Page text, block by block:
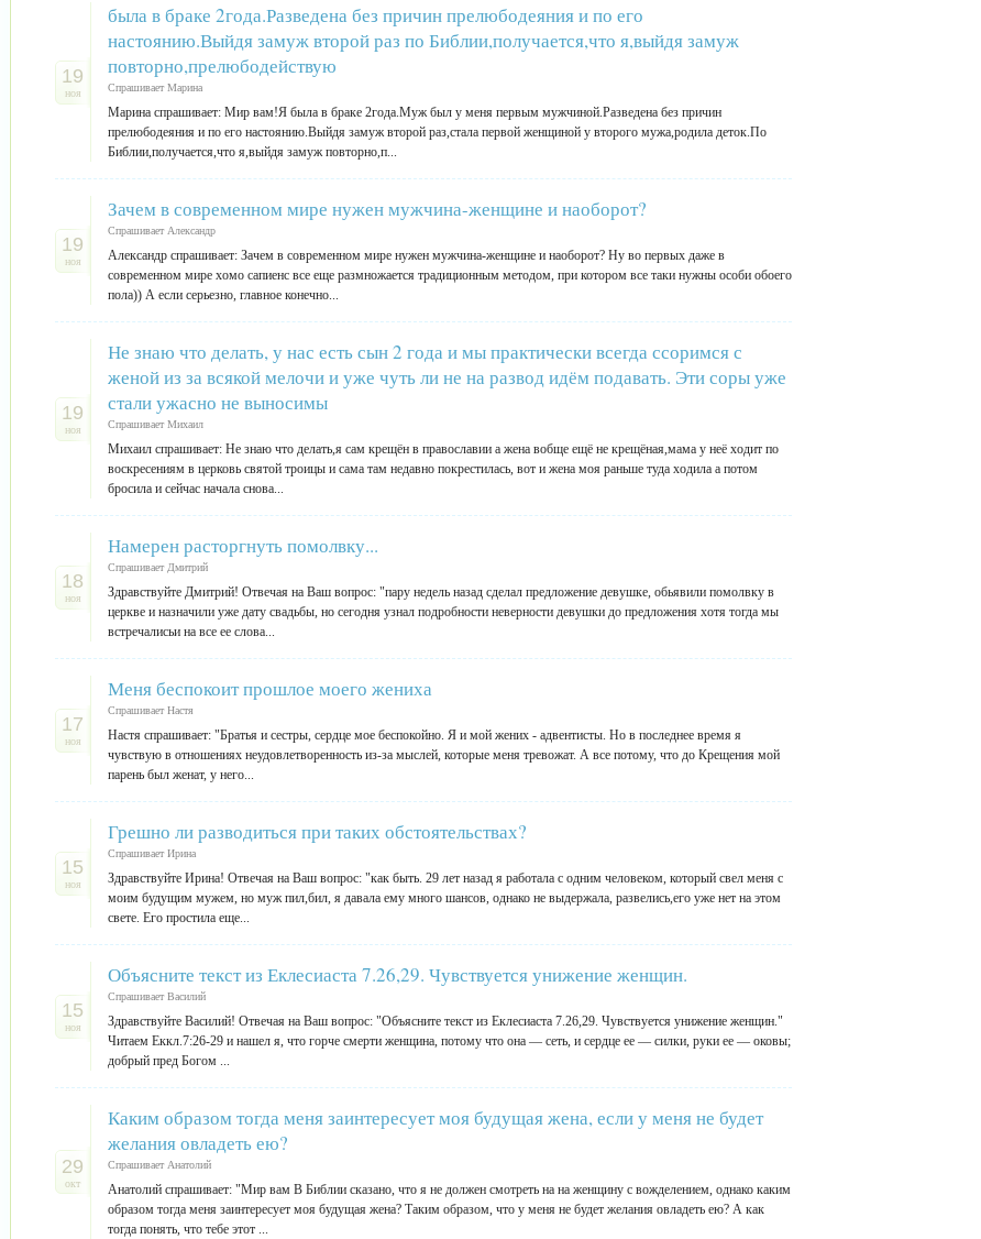
19
ноя
была в браке 2года.Разведена без причин прелюбодеяния и по его
настоянию.Выйдя замуж второй раз по Библии,получается,что я,выйдя замуж
повторно,прелюбодействую
Спрашивает Марина
Марина спрашивает: Мир вам!Я была в браке 2года.Муж был у меня первым мужчиной.Разведена без причин
прелюбодеяния и по его настоянию.Выйдя замуж второй раз,стала первой женщиной у второго мужа,родила деток.По
Библии,получается,что я,выйдя замуж повторно,п...
19
ноя
Зачем в современном мире нужен мужчина-женщине и наоборот?
Спрашивает Александр
Александр спрашивает: Зачем в современном мире нужен мужчина-женщине и наоборот? Ну во первых даже в
современном мире хомо сапиенс все еще размножается традиционным методом, при котором все таки нужны особи обоего
пола)) А если серьезно, главное конечно...
19
ноя
Не знаю что делать, у нас есть сын 2 года и мы практически всегда ссоримся с
женой из за всякой мелочи и уже чуть ли не на развод идём подавать. Эти соры уже
стали ужасно не выносимы
Спрашивает Михаил
Михаил спрашивает: Не знаю что делать,я сам крещён в православии а жена вобще ещё не крещёная,мама у неё ходит по
воскресениям в церковь святой троицы и сама там недавно покрестилась, вот и жена моя раньше туда ходила а потом
бросила и сейчас начала снова...
18
ноя
Намерен расторгнуть помолвку...
Спрашивает Дмитрий
Здравствуйте Дмитрий! Отвечая на Ваш вопрос: "пару недель назад сделал предложение девушке, обьявили помолвку в
церкве и назначили уже дату свадьбы, но сегодня узнал подробности неверности девушки до предложения хотя тогда мы
встречалисьи на все ее слова...
17
ноя
Меня беспокоит прошлое моего жениха
Спрашивает Настя
Настя спрашивает: "Братья и сестры, сердце мое беспокойно. Я и мой жених - адвентисты. Но в последнее время я
чувствую в отношениях неудовлетворенность из-за мыслей, которые меня тревожат. А все потому, что до Крещения мой
парень был женат, у него...
15
ноя
Грешно ли разводиться при таких обстоятельствах?
Спрашивает Ирина
Здравствуйте Ирина! Отвечая на Ваш вопрос: "как быть. 29 лет назад я работала с одним человеком, который свел меня с
моим будущим мужем, но муж пил,бил, я давала ему много шансов, однако не выдержала, развелись,его уже нет на этом
свете. Его простила еще...
15
ноя
Объясните текст из Еклесиаста 7.26,29. Чувствуется унижение женщин.
Спрашивает Василий
Здравствуйте Василий! Отвечая на Ваш вопрос: "Объясните текст из Еклесиаста 7.26,29. Чувствуется унижение женщин."
Читаем Еккл.7:26-29 и нашел я, что горче смерти женщина, потому что она — сеть, и сердце ее — силки, руки ее — оковы;
добрый пред Богом ...
29
окт
Каким образом тогда меня заинтересует моя будущая жена, если у меня не будет
желания овладеть ею?
Спрашивает Анатолий
Анатолий спрашивает: "Мир вам В Библии сказано, что я не должен смотреть на на женщину с вожделением, однако каким
образом тогда меня заинтересует моя будущая жена? Таким образом, что у меня не будет желания овладеть ею? А как
тогда понять, что тебе этот ...